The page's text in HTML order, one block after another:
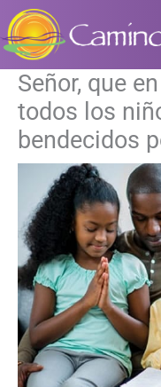
al
contenido
Señor, que
todos los
bendecidos